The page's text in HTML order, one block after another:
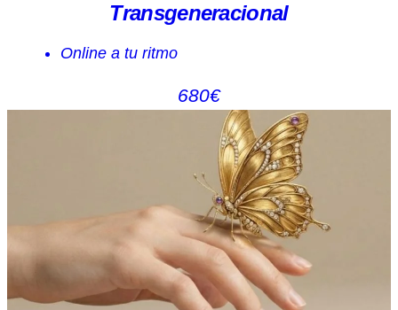
Transgeneracional
Online a tu ritmo
680€